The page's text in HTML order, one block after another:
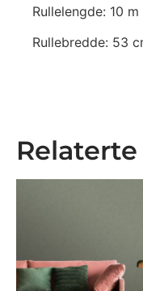
Rullelengde: 10 m
Rullebredde: 53